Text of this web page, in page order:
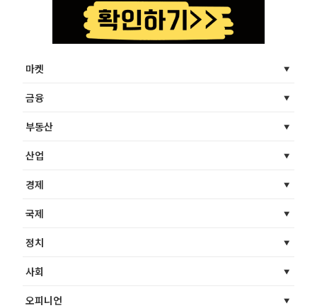
마켓
금융
부동산
산업
경제
국제
정치
사회
오피니언